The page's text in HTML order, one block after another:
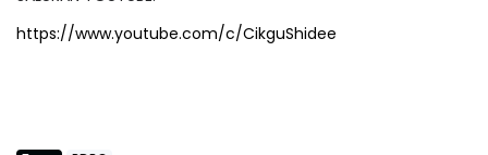
https://www.youtube.com/c/CikguShidee